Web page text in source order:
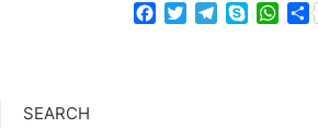
Facebook
TwitterTelegram
Skype
SEARCH